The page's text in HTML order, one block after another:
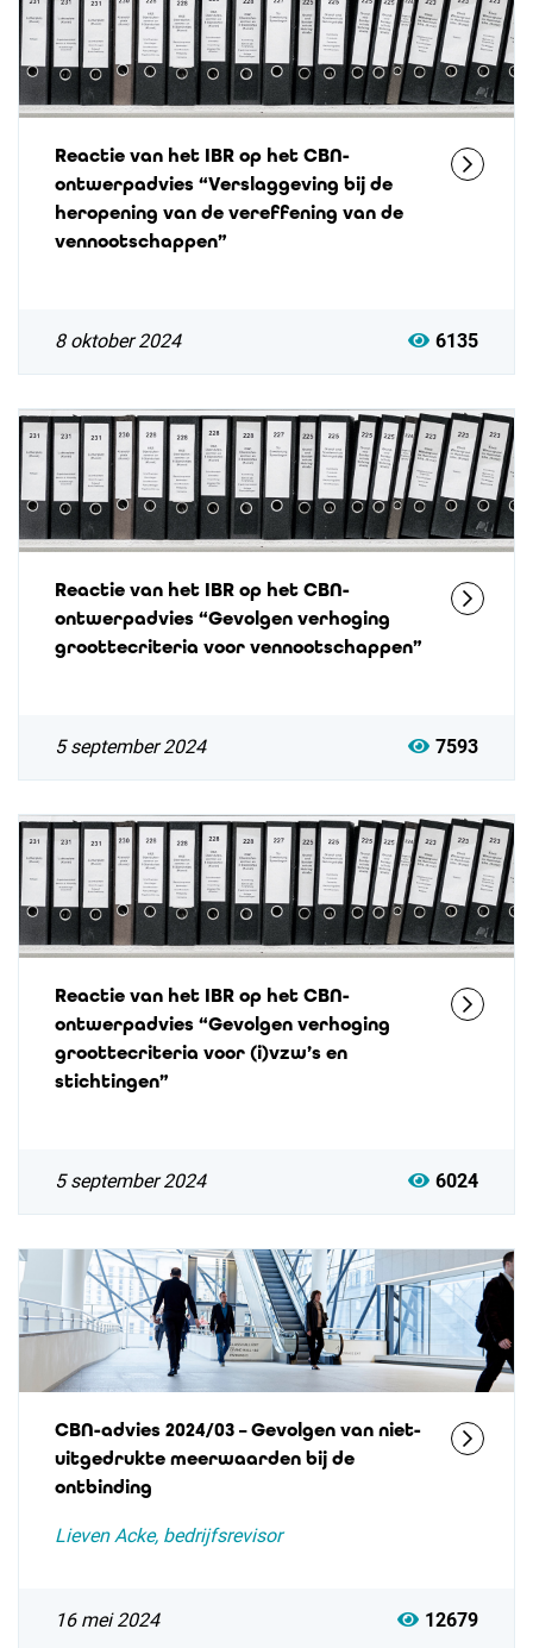
Reactie van het IBR op het CBN-
ontwerpadvies “Verslaggeving bij de
heropening van de vereffening van de
vennootschappen”
8 oktober 2024 6135
Reactie van het IBR op het CBN-
ontwerpadvies “Gevolgen verhoging
groottecriteria voor vennootschappen”
5 september 2024 7593
Reactie van het IBR op het CBN-
ontwerpadvies “Gevolgen verhoging
groottecriteria voor (i)vzw’s en
stichtingen”
5 september 2024 6024
CBN-advies 2024/03 – Gevolgen van niet-
uitgedrukte meerwaarden bij de
ontbinding
Lieven Acke, bedrijfsrevisor
16 mei 2024 12679